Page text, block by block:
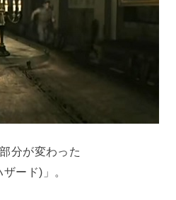
分が変わった
ード)」。